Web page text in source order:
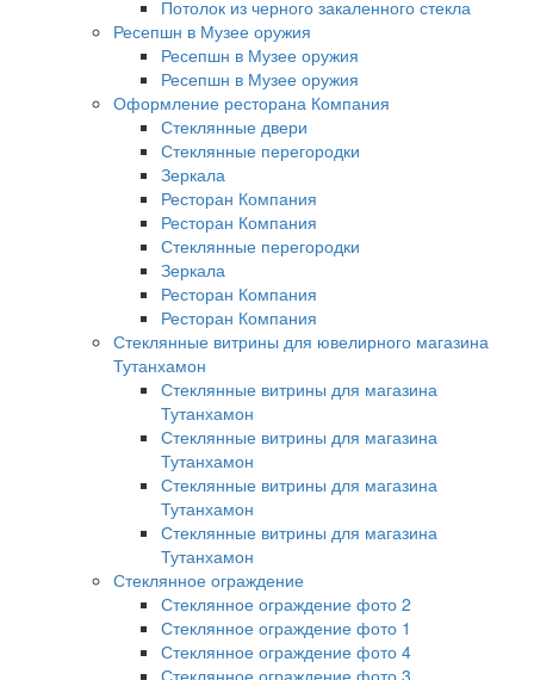
Потолок из черного закаленного стекла
Ресепшн в Музее оружия
Ресепшн в Музее оружия
Ресепшн в Музее оружия
Оформление ресторана Компания
Стеклянные двери
Стеклянные перегородки
Зеркала
Ресторан Компания
Ресторан Компания
Стеклянные перегородки
Зеркала
Ресторан Компания
Ресторан Компания
Стеклянные витрины для ювелирного магазина
Тутанхамон
Стеклянные витрины для магазина
Тутанхамон
Стеклянные витрины для магазина
Тутанхамон
Стеклянные витрины для магазина
Тутанхамон
Стеклянные витрины для магазина
Тутанхамон
Стеклянное ограждение
Стеклянное ограждение фото 2
Стеклянное ограждение фото 1
Стеклянное ограждение фото 4